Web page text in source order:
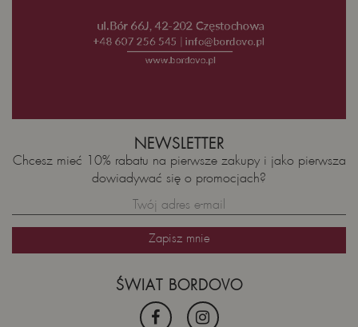
ŚWIAT BORDOVO
NEWSLETTER
Chcesz mieć 10% rabatu na pierwsze zakupy i jako pierwsza
dowiadywać się o promocjach?